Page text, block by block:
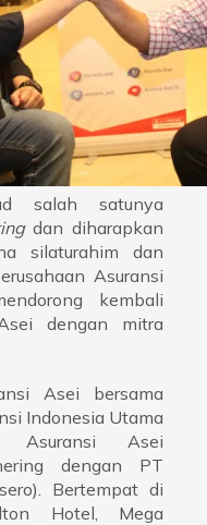
salah satunya
dan diharapkan
silaturahim dan
Asuransi
kembali
dengan mitra
Asei bersama
Indonesia Utama
Asuransi Asei
dengan PT
Bertempat di
Hotel, Mega